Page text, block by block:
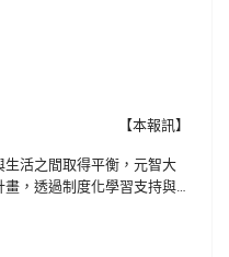
【本報訊】
活之間取得平衡，元智大
，透過制度化學習支持與